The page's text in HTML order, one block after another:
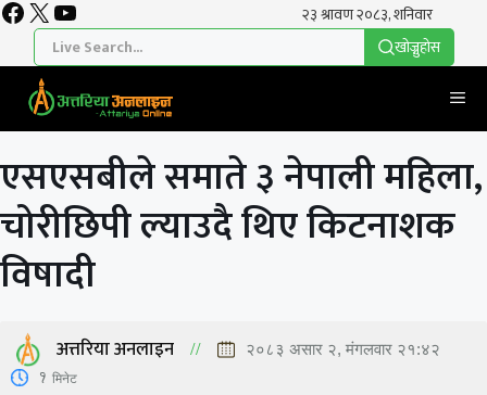
Skip
content
Facebook
X YouTube
खाेज्नुहाेस
एसएसबीले समाते ३ नेपाली महिला,
चोरीछिपी ल्याउदै थिए किटनाशक
विषादी
अत्तरिया अनलाइन २०८३ असार २, मंगलवार २१:४२
1 मिनेट